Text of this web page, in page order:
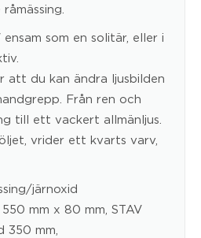
som en solitär, eller i
att du kan ändra ljusbilden
Från ren och
till ett vackert allmänljus.
vrider ett kvarts varv,
järnoxid
mm x 80 mm, STAV
350 mm,